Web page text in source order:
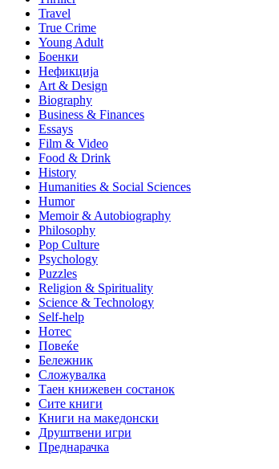
Travel
True Crime
Young Adult
Боенки
Нефикција
Art & Design
Biography
Business & Finances
Essays
Film & Video
Food & Drink
History
Humanities & Social Sciences
Humor
Memoir & Autobiography
Philosophy
Pop Culture
Psychology
Puzzles
Religion & Spirituality
Science & Technology
Self-help
Нотес
Повеќе
Бележник
Сложувалка
Таен книжевен состанок
Сите книги
Книги на македонски
Друштвени игри
Преднарачка